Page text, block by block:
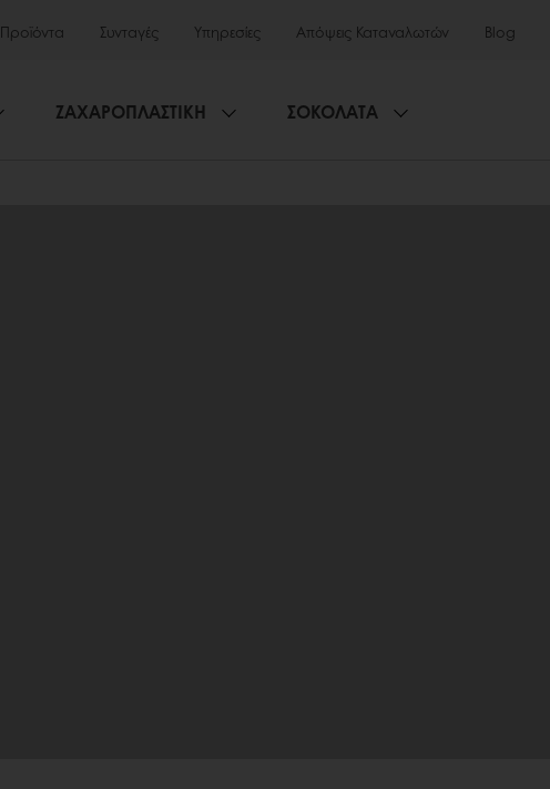
Προϊόντα Συνταγές Υπηρεσίες Απόψεις Καταναλωτών Blog
ΖΑΧΑΡΟΠΛΑΣΤΙΚΗ ΣΟΚΟΛΑΤΑ